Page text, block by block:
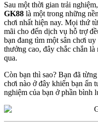
Sau một thời gian trải
GK88 là một trong những
chơi nhất hiện nay. Mọi thứ
mãi cho đến dịch vụ hỗ trợ
bạn đang tìm một sân chơi
thưởng cao, đây chắc chắn
qua.
Còn bạn thì sao? Bạn đã
chơi nào ở đây khiến bạn ấn
nghiệm của bạn ở phần bình